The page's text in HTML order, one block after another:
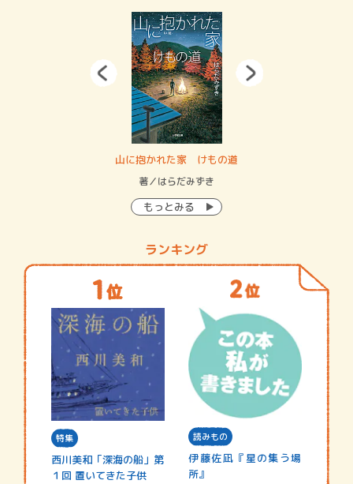
山に抱かれた家 けもの道
著／はらだみずき
もっとみる
ランキング
特集
西川美和「深海の船」第
１回 置いてきた子供
読みもの
伊藤佐凪『星の集う場
所』